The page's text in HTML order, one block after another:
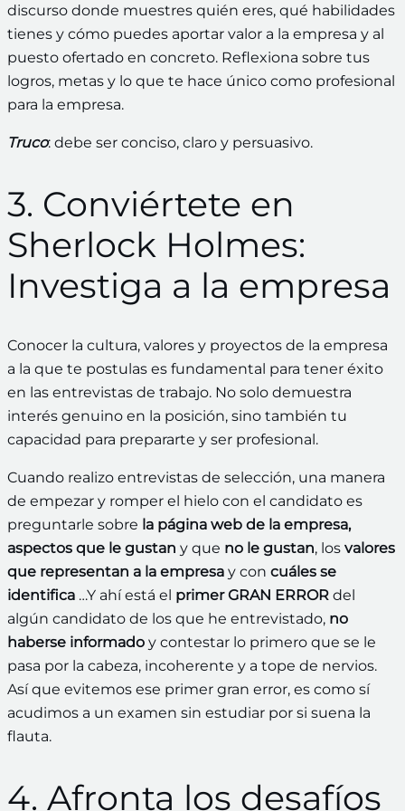
discurso donde muestres quién eres, qué habilidades
tienes y cómo puedes aportar valor a la empresa y al
puesto ofertado en concreto. Reflexiona sobre tus
logros, metas y lo que te hace único como profesional
para la empresa.
Truco: debe ser conciso, claro y persuasivo.
3. Conviértete en
Sherlock Holmes:
Investiga a la empresa
Conocer la cultura, valores y proyectos de la empresa
a la que te postulas es fundamental para tener éxito
en las entrevistas de trabajo. No solo demuestra
interés genuino en la posición, sino también tu
capacidad para prepararte y ser profesional.
Cuando realizo entrevistas de selección, una manera
de empezar y romper el hielo con el candidato es
preguntarle sobre la página web de la empresa,
aspectos que le gustan y que no le gustan, los valores
que representan a la empresa y con cuáles se
identifica …Y ahí está el primer GRAN ERROR del
algún candidato de los que he entrevistado, no
haberse informado y contestar lo primero que se le
pasa por la cabeza, incoherente y a tope de nervios.
Así que evitemos ese primer gran error, es como sí
acudimos a un examen sin estudiar por si suena la
flauta.
4. Afronta los desafíos